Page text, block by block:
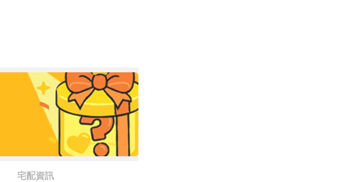
宅配資訊